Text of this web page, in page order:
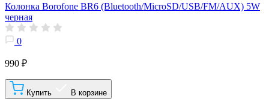
Колонка Borofone BR6 (Bluetooth/MicroSD/USB/FM/AUX) 5W
черная
0
990 ₽
Купить В корзине